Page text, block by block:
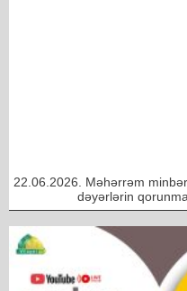
22.06.2026. Məhərrəm
dəyərlərin